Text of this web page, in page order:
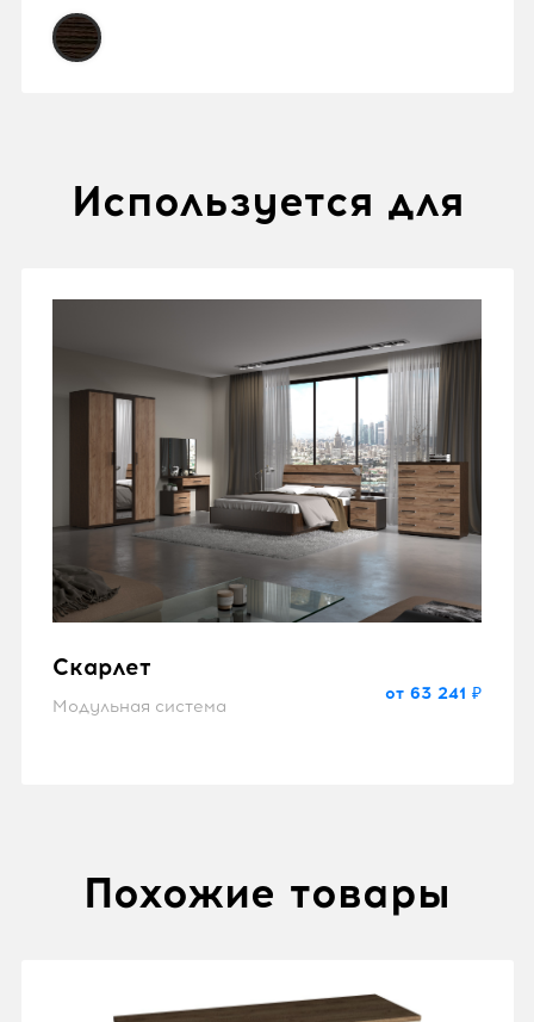
Используется для
Скарлет
Модульная система
от 63 241 ₽
Похожие товары